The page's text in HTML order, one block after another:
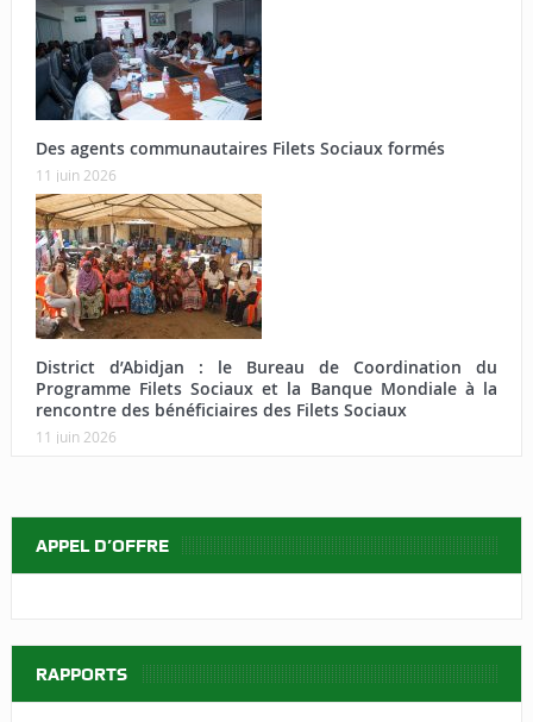
Des agents communautaires Filets Sociaux formés
11 juin 2026
District d’Abidjan : le Bureau de Coordination du
Programme Filets Sociaux et la Banque Mondiale à la
rencontre des bénéficiaires des Filets Sociaux
11 juin 2026
APPEL D’OFFRE
RAPPORTS